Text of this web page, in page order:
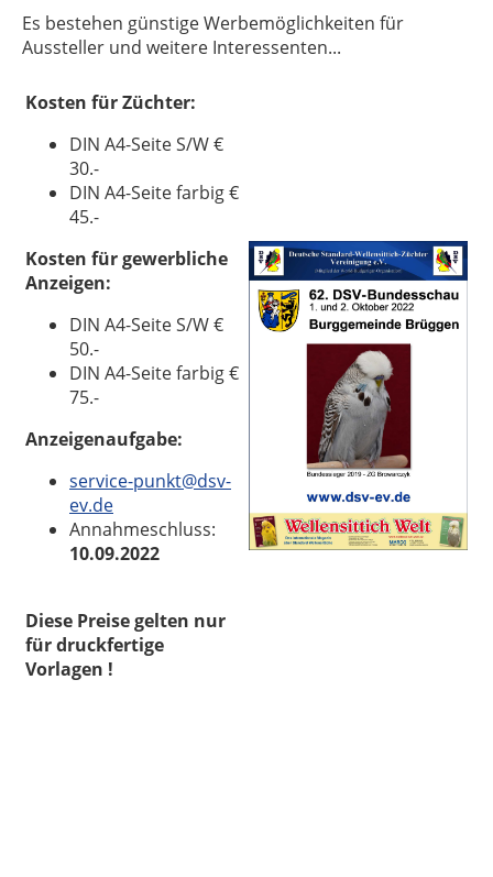
Es bestehen günstige Werbemöglichkeiten für
Aussteller und weitere Interessenten...
Kosten für Züchter:
DIN A4-Seite S/W €
30.-
DIN A4-Seite farbig €
45.-
Kosten für gewerbliche
Anzeigen:
DIN A4-Seite S/W €
50.-
DIN A4-Seite farbig €
75.-
Anzeigenaufgabe:
service-punkt@dsv-
ev.de
Annahmeschluss:
10.09.2022
Diese Preise gelten nur
für druckfertige
Vorlagen !